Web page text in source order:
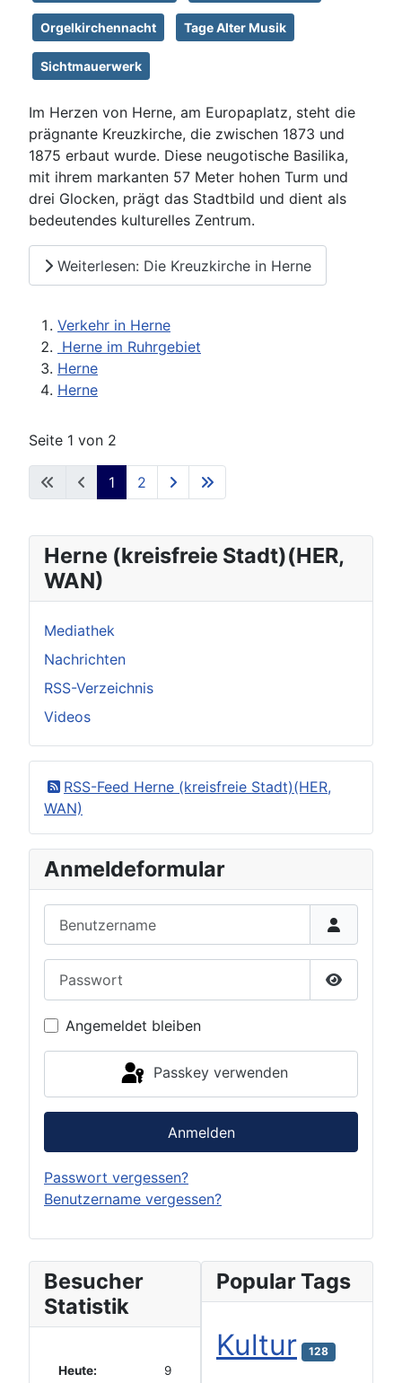
Orgelkirchennacht Tage Alter Musik
Sichtmauerwerk
Im Herzen von Herne, am Europaplatz, steht die
prägnante Kreuzkirche, die zwischen 1873 und
1875 erbaut wurde. Diese neugotische Basilika,
mit ihrem markanten 57 Meter hohen Turm und
drei Glocken, prägt das Stadtbild und dient als
bedeutendes kulturelles Zentrum.
Weiterlesen: Die Kreuzkirche in Herne
Verkehr in Herne
Herne im Ruhrgebiet
Herne
Herne
Seite 1 von 2
1 2
Herne (kreisfreie Stadt)(HER,
WAN)
Mediathek
Nachrichten
RSS-Verzeichnis
Videos
RSS-Feed Herne (kreisfreie Stadt)(HER,
WAN)
Anmeldeformular
Passwort
Angemeldet bleiben
Passkey verwenden
Anmelden
Passwort vergessen?
Benutzername vergessen?
Besucher
Statistik
Heute: 9
Popular Tags
Kultur 128